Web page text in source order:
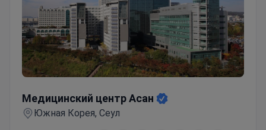
Медицинский центр Асан
Южная Корея, Сеул